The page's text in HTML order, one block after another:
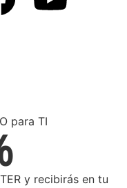
para TI
y recibirás en tu